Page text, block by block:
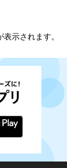
示されます。